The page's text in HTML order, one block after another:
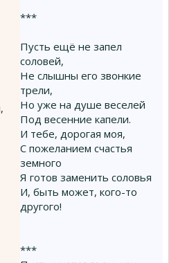
***
Пусть ещё не запел
соловей,
Не слышны его звонкие
трели,
Но уже на душе веселей
Под весенние капели.
И тебе, дорогая моя,
С пожеланием счастья
земного
Я готов заменить соловья
И, быть может, кого-то
другого!
***